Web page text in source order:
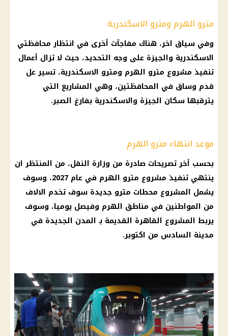
مترو الهرم ومترو الاسكندرية
وفي سياق اخر، هناك مفاجآت أخرى في انتظار محافظتي
الاسكندرية والجيزة على وجه التحديد، حيث لا تزال أعمال
تنفيذ مشروع مترو الهرم ومترو الاسكندرية، تسير عل
قدم وساق في المحافظتين، وهي المشاريع التي
يترقبها سكان الجيزة والاسكندرية بفارغ الصبر.
موعد انتهاء مترو الهرم
بحسب أخر تصريحات صادرة من وزارة النقل، من المنتظر ان
ينتهي تنفيذ مشروع مترو الهرم
في عام 2027، وسوف
يشمل المشروع محطات مترو جديدة سوف تخدم الالاف
من المواطنين في مناطق الهرم وفيصل يوميا، وسوف
يربط المشروع القاهرة القديمة بـ المدن الجديدة في
مدينة السادس من اكتوبر.